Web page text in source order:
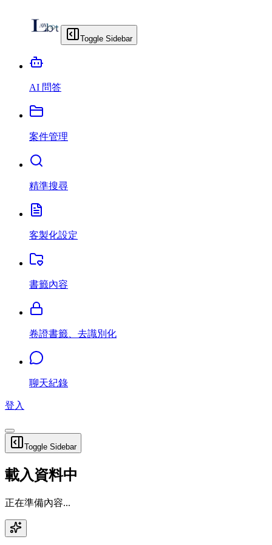
Toggle Sidebar
AI 問答
案件管理
精準搜尋
客製化設定
書籤內容
卷證書籤、去識別化
聊天紀錄
登入
Toggle Sidebar
載入資料中
正在準備內容...